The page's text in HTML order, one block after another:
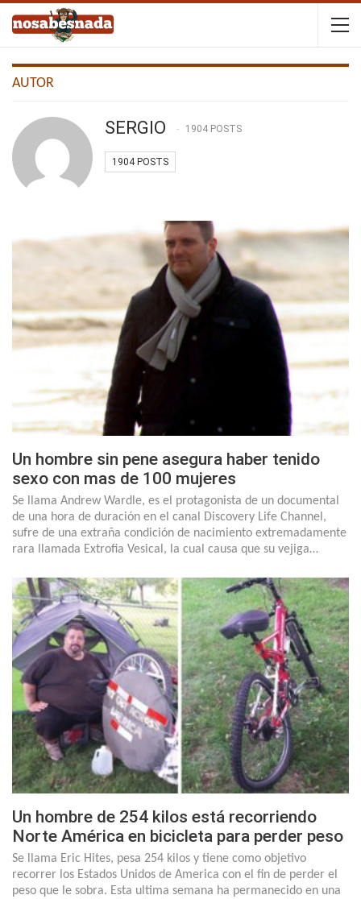
AUTOR
SERGIO 1904 POSTS
1904 POSTS
Un hombre sin pene asegura haber tenido
sexo con mas de 100 mujeres
Se llama Andrew Wardle, es el protagonista de un documental
de una hora de duración en el canal Discovery Life Channel,
sufre de una extraña condición de nacimiento extremadamente
rara llamada Extrofia Vesical, la cual causa que su vejiga…
Un hombre de 254 kilos está recorriendo
Norte América en bicicleta para perder peso
Se llama Eric Hites, pesa 254 kilos y tiene como objetivo
recorrer los Estados Unidos de America con el fin de perder el
peso que le sobra. Esta ultima semana ha permanecido en una